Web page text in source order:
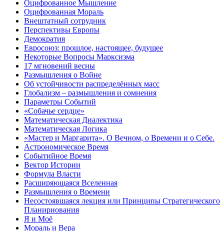
Оцифрованное Мышление
Оцифрованная Мораль
Внештатный сотрудник
Перспективы Европы
Демократия
Евросоюз: прошлое, настоящее, будущее
Некоторые Вопросы Марксизма
17 мгновений весны
Размышления о Войне
Об устойчивости распределённых масс
Глобализм – размышления и сомнения
Параметры Событий
«Собачье сердце»
Математическая Диалектика
Математическая Логика
«Мастер и Маргарита». О Вечном, о Времени и о Себе.
Астрономическое Время
Событийное Время
Вектор Истории
Формула Власти
Расширяющаяся Вселенная
Размышления о Времени
Несостоявшаяся лекция или Принципы Стратегического
Планириования
Я и Моё
Мораль и Вера